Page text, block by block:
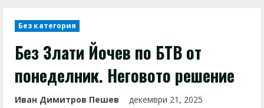
Без категория
Без Злати Йочев по БТВ от
понеделник. Неговото решение
Иван Димитров Пешев декември 21, 2025